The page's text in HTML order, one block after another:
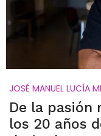
JOSÉ MANUEL LUCÍA
De la pasión
los 20 años